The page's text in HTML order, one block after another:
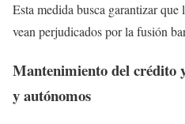
Esta medida busca garantizar que
vean perjudicados por la fusión
Mantenimiento del crédito
y autónomos